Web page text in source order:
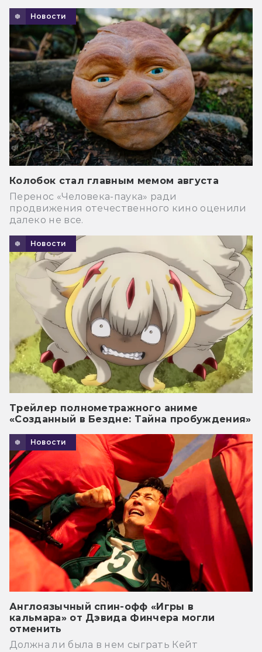
Новости
Колобок стал главным мемом августа
Перенос «Человека-паука» ради
продвижения отечественного кино оценили
далеко не все.
Новости
Трейлер полнометражного аниме
«Созданный в Бездне: Тайна пробуждения»
Новости
Англоязычный спин-офф «Игры в
кальмара» от Дэвида Финчера могли
отменить
Должна ли была в нем сыграть Кейт